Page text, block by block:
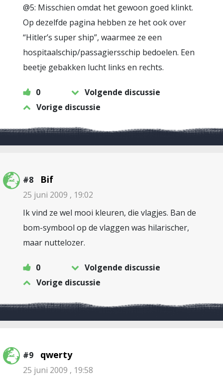
@5: Misschien omdat het gewoon goed klinkt.
Op dezelfde pagina hebben ze het ook over
“Hitler’s super ship”, waarmee ze een
hospitaalschip/passagiersschip bedoelen. Een
beetje gebakken lucht links en rechts.
0
Volgende discussie
Vorige discussie
#8 Bif
25 juni 2009 , 19:02
Ik vind ze wel mooi kleuren, die vlagjes. Ban de
bom-symbool op de vlaggen was hilarischer,
maar nuttelozer.
0
Volgende discussie
Vorige discussie
#9 qwerty
25 juni 2009 , 19:58